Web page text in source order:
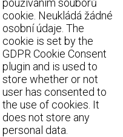
cookie. Neukládá žádné
osobní údaje. The
cookie is set by the
GDPR Cookie Consent
plugin and is used to
store whether or not
user has consented to
the use of cookies. It
does not store any
personal data.